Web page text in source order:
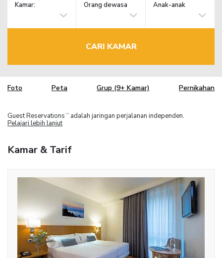
Kamar: Orang dewasa Anak-anak
CARI KAMAR
Foto Peta Grup (9+ Kamar) Pernikahan
Guest Reservations TM
adalah jaringan perjalanan independen.
Pelajari lebih lanjut
Kamar & Tarif